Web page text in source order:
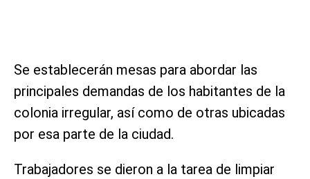
Se establecerán mesas para abordar las
principales demandas de los habitantes de la
colonia irregular, así como de otras ubicadas
por esa parte de la ciudad.
Trabajadores se dieron a la tarea de limpiar